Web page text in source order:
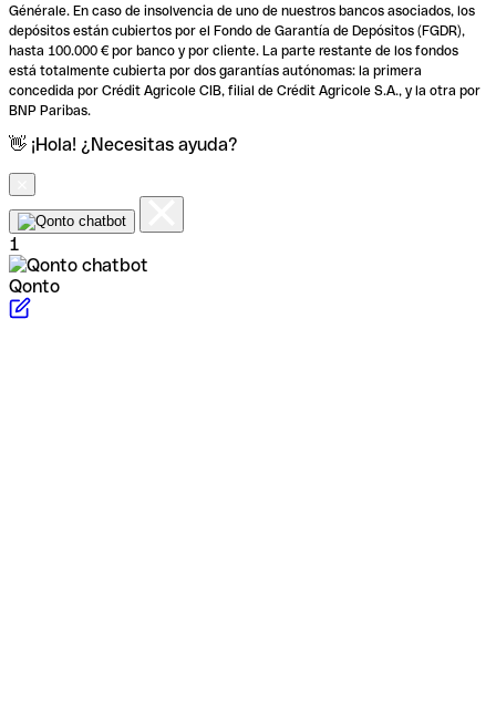
Générale. En caso de insolvencia de uno de nuestros bancos asociados, los
depósitos están cubiertos por el Fondo de Garantía de Depósitos (FGDR),
hasta 100.000 € por banco y por cliente. La parte restante de los fondos
está totalmente cubierta por dos garantías autónomas: la primera
concedida por Crédit Agricole CIB, filial de Crédit Agricole S.A., y la otra por
BNP Paribas.
👋 ¡Hola! ¿Necesitas ayuda?
1
Qonto